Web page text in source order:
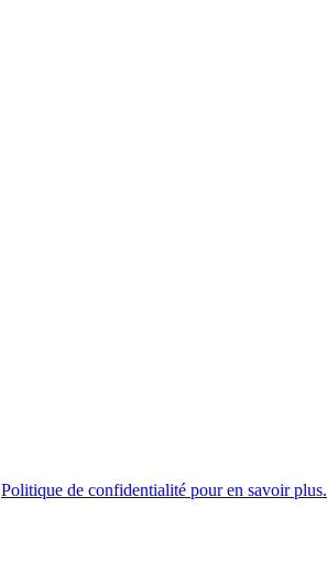
Politique de confidentialité pour en savoir plus.